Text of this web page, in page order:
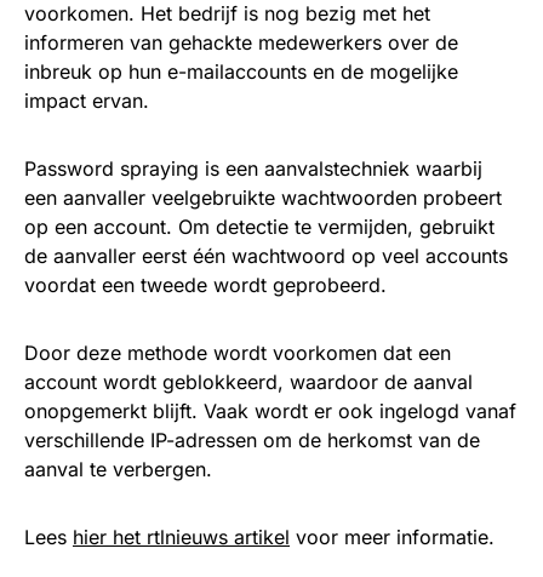
voorkomen. Het bedrijf is nog bezig met het
informeren van gehackte medewerkers over de
inbreuk op hun e-mailaccounts en de mogelijke
impact ervan.
Password spraying is een aanvalstechniek waarbij
een aanvaller veelgebruikte wachtwoorden probeert
op een account. Om detectie te vermijden, gebruikt
de aanvaller eerst één wachtwoord op veel accounts
voordat een tweede wordt geprobeerd.
Door deze methode wordt voorkomen dat een
account wordt geblokkeerd, waardoor de aanval
onopgemerkt blijft. Vaak wordt er ook ingelogd vanaf
verschillende IP-adressen om de herkomst van de
aanval te verbergen.
Lees hier het rtlnieuws artikel voor meer informatie.